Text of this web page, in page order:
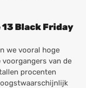
Black Friday
we vooral hoge
van de
procenten